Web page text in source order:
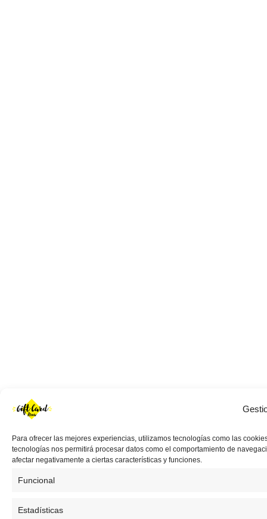
Para ofrecer las mejores experiencias, utilizamos tecnologías como las
tecnologías nos permitirá procesar datos como el comportamiento de
afectar negativamente a ciertas características y funciones.
Funcional
Estadísticas